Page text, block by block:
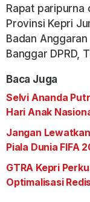
Rapat paripurna
Provinsi Kepri
Badan
Banggar DPRD,
Baca Juga
Selvi Ananda
Hari Anak
Jangan
Piala Dunia FIFA
GTRA Kepri
Optimalisasi